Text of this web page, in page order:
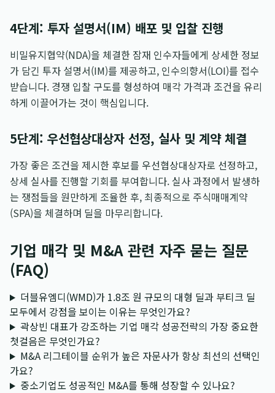
4단계: 투자 설명서(IM) 배포 및 입찰 진행
비밀유지협약(NDA)을 체결한 잠재 인수자들에게 상세한 정보
가 담긴 투자 설명서(IM)를 제공하고, 인수의향서(LOI)를 접수
받습니다. 경쟁 입찰 구도를 형성하여 매각 가격과 조건을 유리
하게 이끌어가는 것이 핵심입니다.
5단계: 우선협상대상자 선정, 실사 및 계약 체결
가장 좋은 조건을 제시한 후보를 우선협상대상자로 선정하고,
상세 실사를 진행할 기회를 부여합니다. 실사 과정에서 발생하
는 쟁점들을 원만하게 조율한 후, 최종적으로 주식매매계약
(SPA)을 체결하며 딜을 마무리합니다.
기업 매각 및 M&A 관련 자주 묻는 질문
(FAQ)
더블유엠디(WMD)가 1.8조 원 규모의 대형 딜과 부티크 딜
모두에서 강점을 보이는 이유는 무엇인가요?
곽상빈 대표가 강조하는 기업 매각 성공전략의 가장 중요한
첫걸음은 무엇인가요?
M&A 리그테이블 순위가 높은 자문사가 항상 최선의 선택인
가요?
중소기업도 성공적인 M&A를 통해 성장할 수 있나요?